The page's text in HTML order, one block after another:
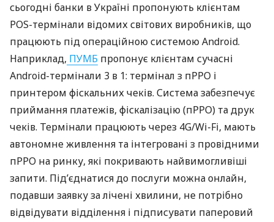
сьогодні банки в Україні пропонують клієнтам
POS-термінали відомих світових виробників, що
працюють під операційною системою Android.
Наприклад, ПУМБ пропонує клієнтам сучасні
Android-термінали 3 в 1: термінал з пРРО і
принтером фіскальних чеків. Система забезпечує
приймання платежів, фіскалізацію (пРРО) та друк
чеків. Термінали працюють через 4G/Wi-Fi, мають
автономне живлення та інтегровані з провідними
пРРО на ринку, які покривають найвимогливіші
запити. Під’єднатися до послуги можна онлайн,
подавши заявку за лічені хвилини, не потрібно
відвідувати відділення і підписувати паперовий